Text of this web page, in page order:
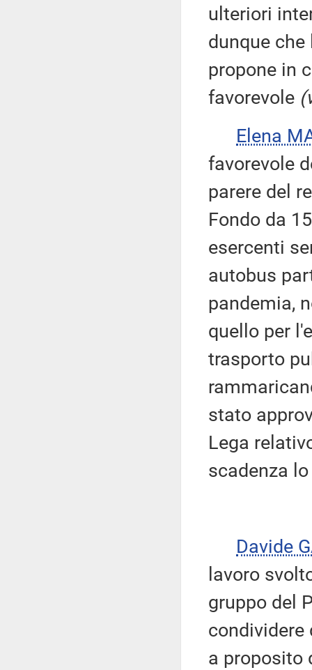
ulteriori
dunque
propone in
favorevole
Elena
favorevole
parere del
Fondo da
esercenti
autobus
pandemia,
quello per
trasporto
stato
Lega
scadenza
Davide
lavoro
gruppo del
a proposito